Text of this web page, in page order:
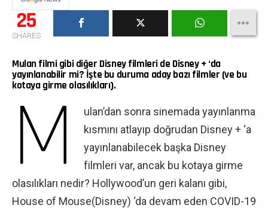
25
SHARES
Mulan filmi gibi diğer Disney filmleri de Disney + ‘da
yayınlanabilir mi? İşte bu duruma aday bazı filmler (ve bu
kotaya girme olasılıkları).
M
ulan’dan sonra sinemada yayınlanma
kısmını atlayıp doğrudan Disney + ‘a
yayınlanabilecek başka Disney
filmleri var, ancak bu kotaya girme
olasılıkları nedir? Hollywood’un geri kalanı gibi,
House of Mouse(Disney) ‘da devam eden COVID-19